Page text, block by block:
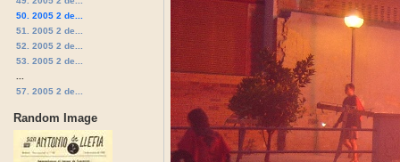
50. 2005 2 de...
51. 2005 2 de...
52. 2005 2 de...
53. 2005 2 de...
57. 2005 2 de...
Random Image